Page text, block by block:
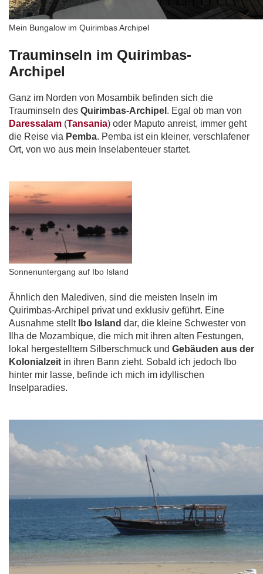
Mein Bungalow im Quirimbas Archipel
Trauminseln im Quirimbas-
Archipel
Ganz im Norden von Mosambik befinden sich die
Trauminseln des Quirimbas-Archipel . Egal ob man von
Daressalam (Tansania) oder Maputo anreist, immer geht
die Reise via Pemba. Pemba ist ein kleiner, verschlafener
Ort, von wo aus mein Inselabenteuer startet.
Sonnenuntergang auf Ibo Island
Ähnlich den Malediven, sind die meisten Inseln im
Quirimbas-Archipel privat und exklusiv geführt. Eine
Ausnahme stellt Ibo Island dar, die kleine Schwester von
Ilha de Mozambique, die mich mit ihren alten Festungen,
lokal hergestelltem Silberschmuck und Gebäuden aus der
Kolonialzeit in ihren Bann zieht. Sobald ich jedoch Ibo
hinter mir lasse, befinde ich mich im idyllischen
Inselparadies.